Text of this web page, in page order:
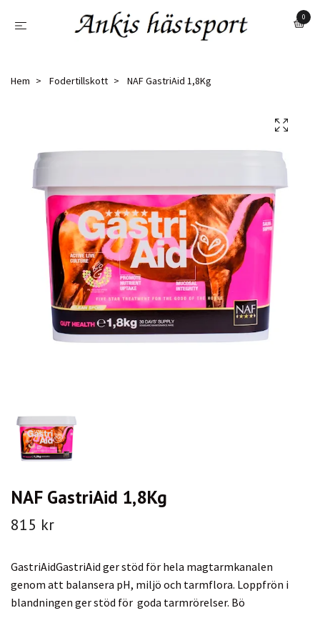
0
Hem Fodertillskott NAF GastriAid 1,8Kg
NAF GastriAid 1,8Kg
815 kr
GastriAidGastriAid ger stöd för hela magtarmkanalen
genom att balansera pH, miljö och tarmflora. Loppfrön i
blandningen ger stöd för goda tarmrörelser. Bö